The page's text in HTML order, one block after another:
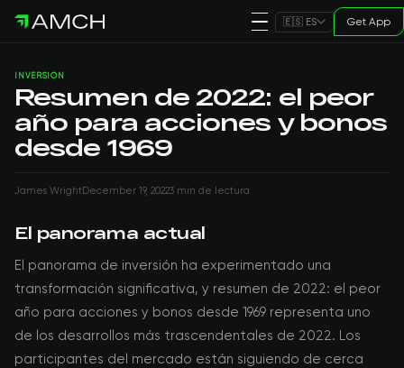
🇪🇸 ES Get App
INVERSIÓN
Resumen de 2022: el peor
año para acciones y bonos
desde 1969
James WrightDecember 19, 20223 min de lectura
El panorama actual
El panorama de inversión ha experimentado una
transformación significativa, y resumen de 2022: el peor
año para acciones y bonos desde 1969 representa uno
de los desarrollos más trascendentales de 2022. Los
participantes del mercado están siguiendo de cerca